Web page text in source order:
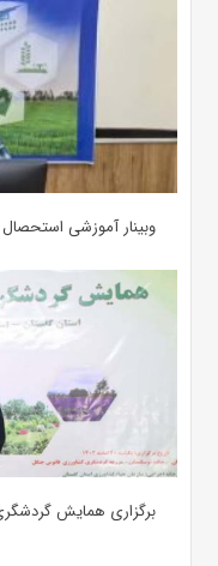
وبینار آموزشی
برگزاری همایش